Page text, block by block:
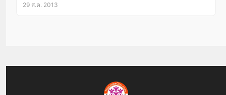
29 ส.ค. 2013